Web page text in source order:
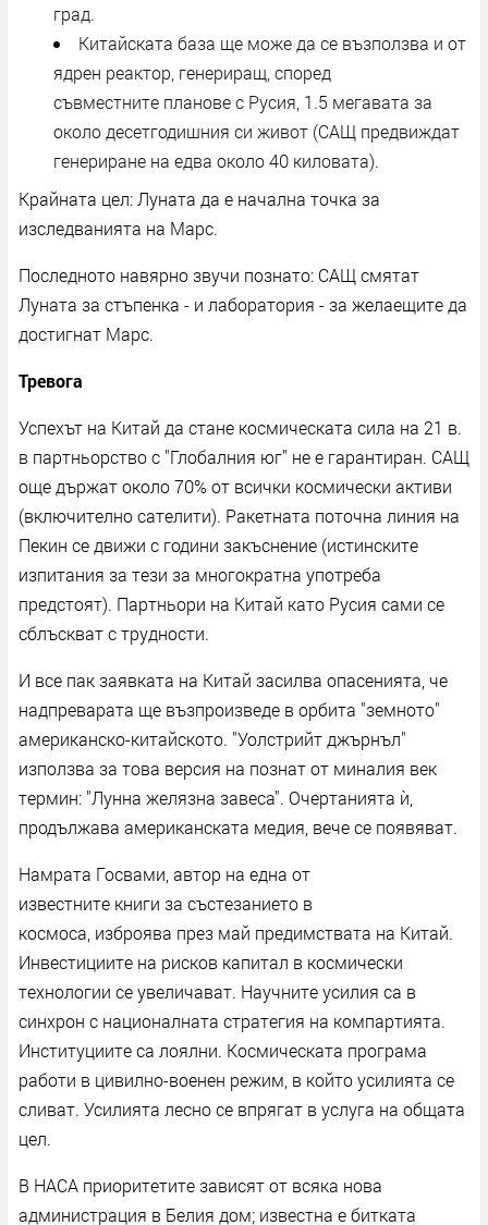
град.
Китайската база ще може да се възползва и от
ядрен реактор, генериращ, според
съвместните планове с Русия, 1.5 мегавата за
около десетгодишния си живот (САЩ предвиждат
генериране на едва около 40 киловата).
Крайната цел: Луната да е начална точка за
изследванията на Марс.
Последното навярно звучи познато: САЩ смятат
Луната за стъпенка - и лаборатория - за желаещите да
достигнат Марс.
Тревога
Успехът на Китай да стане космическата сила на 21 в.
в партньорство с "Глобалния юг" не е гарантиран. САЩ
още държат около 70% от всички космически активи
(включително сателити). Ракетната поточна линия на
Пекин се движи с години закъснение (истинските
изпитания за тези за многократна употреба
предстоят). Партньори на Китай като Русия сами се
сблъскват с трудности.
И все пак заявката на Китай засилва опасенията, че
надпреварата ще възпроизведе в орбита "земното"
американско-китайското. "Уолстрийт джърнъл"
използва за това версия на познат от миналия век
термин: "Лунна желязна завеса". Очертанията ѝ,
продължава американската медия, вече се появяват.
Намрата Госвами, автор на една от
известните книги за състезанието в
космоса, изброява през май предимствата на Китай.
Инвестициите на рисков капитал в космически
технологии се увеличават. Научните усилия са в
синхрон с националната стратегия на компартията.
Институциите са лоялни. Космическата програма
работи в цивилно-военен режим, в който усилията се
сливат. Усилията лесно се впрягат в услуга на общата
цел.
В НАСА приоритетите зависят от всяка нова
администрация в Белия дом; известна е битката